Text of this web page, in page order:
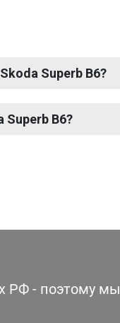
Superb B6?
B6?
РФ - поэтому мы